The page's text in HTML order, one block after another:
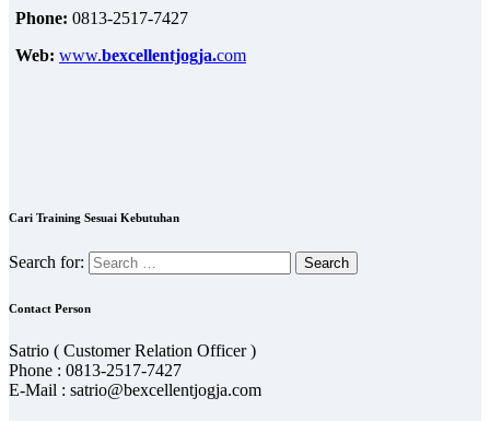
Phone: 0813-2517-7427
Web: www.bexcellentjogja.com
Cari Training Sesuai Kebutuhan
Search for:
Contact Person
Satrio ( Customer Relation Officer )
Phone : 0813-2517-7427
E-Mail : satrio@bexcellentjogja.com